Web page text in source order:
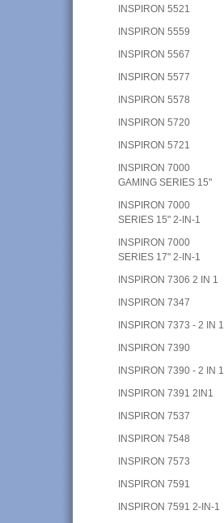
INSPIRON 5521
INSPIRON 5559
INSPIRON 5567
INSPIRON 5577
INSPIRON 5578
INSPIRON 5720
INSPIRON 5721
INSPIRON 7000
GAMING SERIES 15"
INSPIRON 7000
SERIES 15" 2-IN-1
INSPIRON 7000
SERIES 17" 2-IN-1
INSPIRON 7306 2 IN 1
INSPIRON 7347
INSPIRON 7373 - 2 IN 1
INSPIRON 7390
INSPIRON 7390 - 2 IN 1
INSPIRON 7391 2IN1
INSPIRON 7537
INSPIRON 7548
INSPIRON 7573
INSPIRON 7591
INSPIRON 7591 2-IN-1